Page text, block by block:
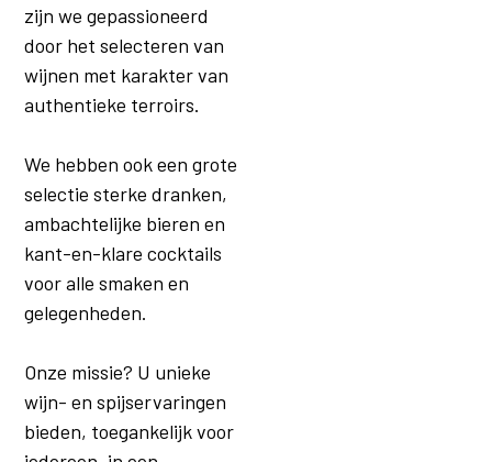
zijn we gepassioneerd
door het selecteren van
wijnen met karakter van
authentieke terroirs.
We hebben ook een grote
selectie sterke dranken,
ambachtelijke bieren en
kant-en-klare cocktails
voor alle smaken en
gelegenheden.
Onze missie? U unieke
wijn- en spijservaringen
bieden, toegankelijk voor